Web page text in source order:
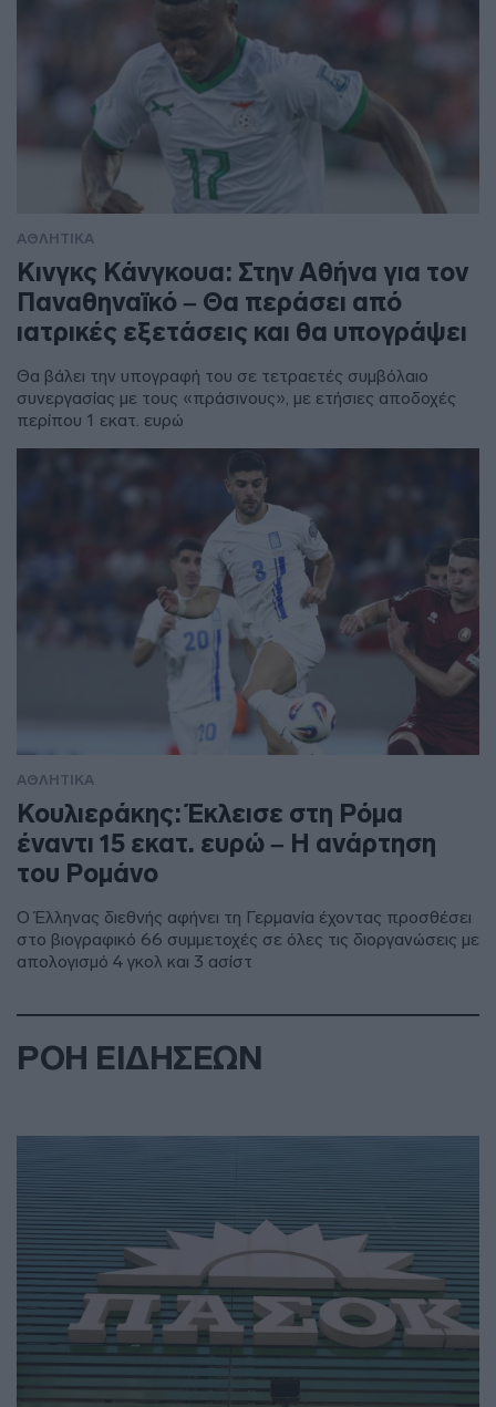
ΑΘΛΗΤΙΚΑ
Κινγκς Κάνγκουα: Στην Αθήνα για τον
Παναθηναϊκό – Θα περάσει από
ιατρικές εξετάσεις και θα υπογράψει
Θα βάλει την υπογραφή του σε τετραετές συμβόλαιο
συνεργασίας με τους «πράσινους», με ετήσιες αποδοχές
περίπου 1 εκατ. ευρώ
ΑΘΛΗΤΙΚΑ
Κουλιεράκης: Έκλεισε στη Ρόμα
έναντι 15 εκατ. ευρώ – Η ανάρτηση
του Ρομάνο
Ο Έλληνας διεθνής αφήνει τη Γερμανία έχοντας προσθέσει
στο βιογραφικό 66 συμμετοχές σε όλες τις διοργανώσεις με
απολογισμό 4 γκολ και 3 ασίστ
ΡΟΗ ΕΙΔΗΣΕΩΝ